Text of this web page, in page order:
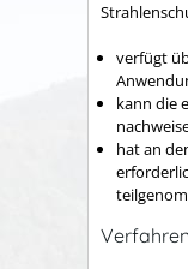
verfügt
kann die
hat an